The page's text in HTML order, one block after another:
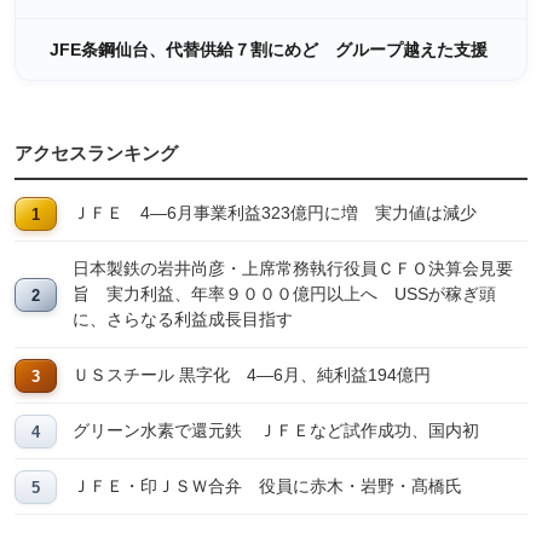
JFE条鋼仙台、代替供給７割にめど グループ越えた支援
アクセスランキング
ＪＦＥ 4―6月事業利益323億円に増 実力値は減少
日本製鉄の岩井尚彦・上席常務執行役員ＣＦＯ決算会見要
旨 実力利益、年率９０００億円以上へ USSが稼ぎ頭
に、さらなる利益成長目指す
ＵＳスチール 黒字化 4―6月、純利益194億円
グリーン水素で還元鉄 ＪＦＥなど試作成功、国内初
ＪＦＥ・印ＪＳＷ合弁 役員に赤木・岩野・髙橋氏